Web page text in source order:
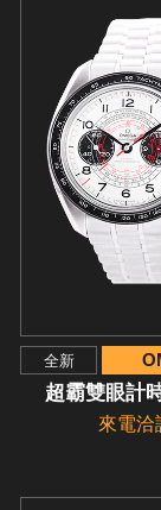
全新
超霸雙眼計
來電洽